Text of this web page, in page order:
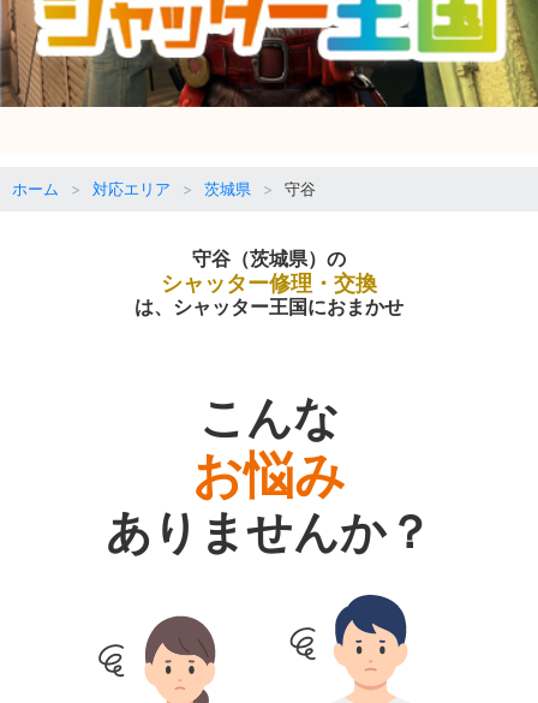
ホーム 対応エリア 茨城県 守谷
守谷（茨城県）の
シャッター修理・交換
は、シャッター王国におまかせ
こんな
お悩み
ありませんか？